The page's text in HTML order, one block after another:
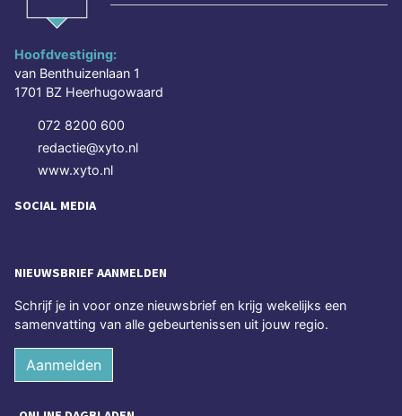
Hoofdvestiging:
van Benthuizenlaan 1
1701 BZ Heerhugowaard
072 8200 600
redactie@xyto.nl
www.xyto.nl
SOCIAL MEDIA
NIEUWSBRIEF AANMELDEN
Schrijf je in voor onze nieuwsbrief en krijg wekelijks een
samenvatting van alle gebeurtenissen uit jouw regio.
Aanmelden